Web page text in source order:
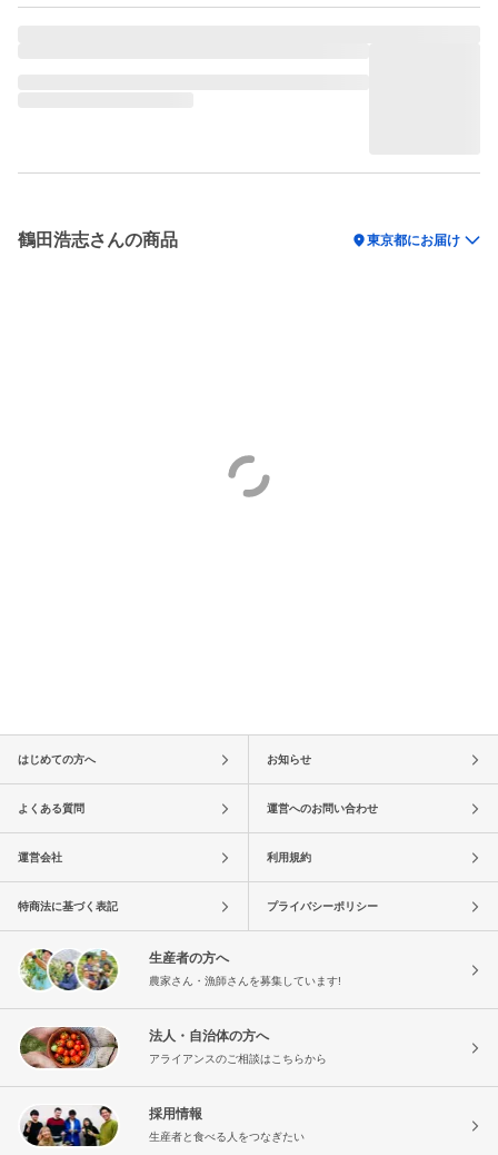
鶴田浩志さんの商品 location_on東京都にお届け
はじめての方へ お知らせ
よくある質問 運営へのお問い合わせ
運営会社 利用規約
特商法に基づく表記 プライバシーポリシー
生産者の方へ
農家さん・漁師さんを募集しています!
法人・自治体の方へ
アライアンスのご相談はこちらから
採用情報
生産者と食べる人をつなぎたい